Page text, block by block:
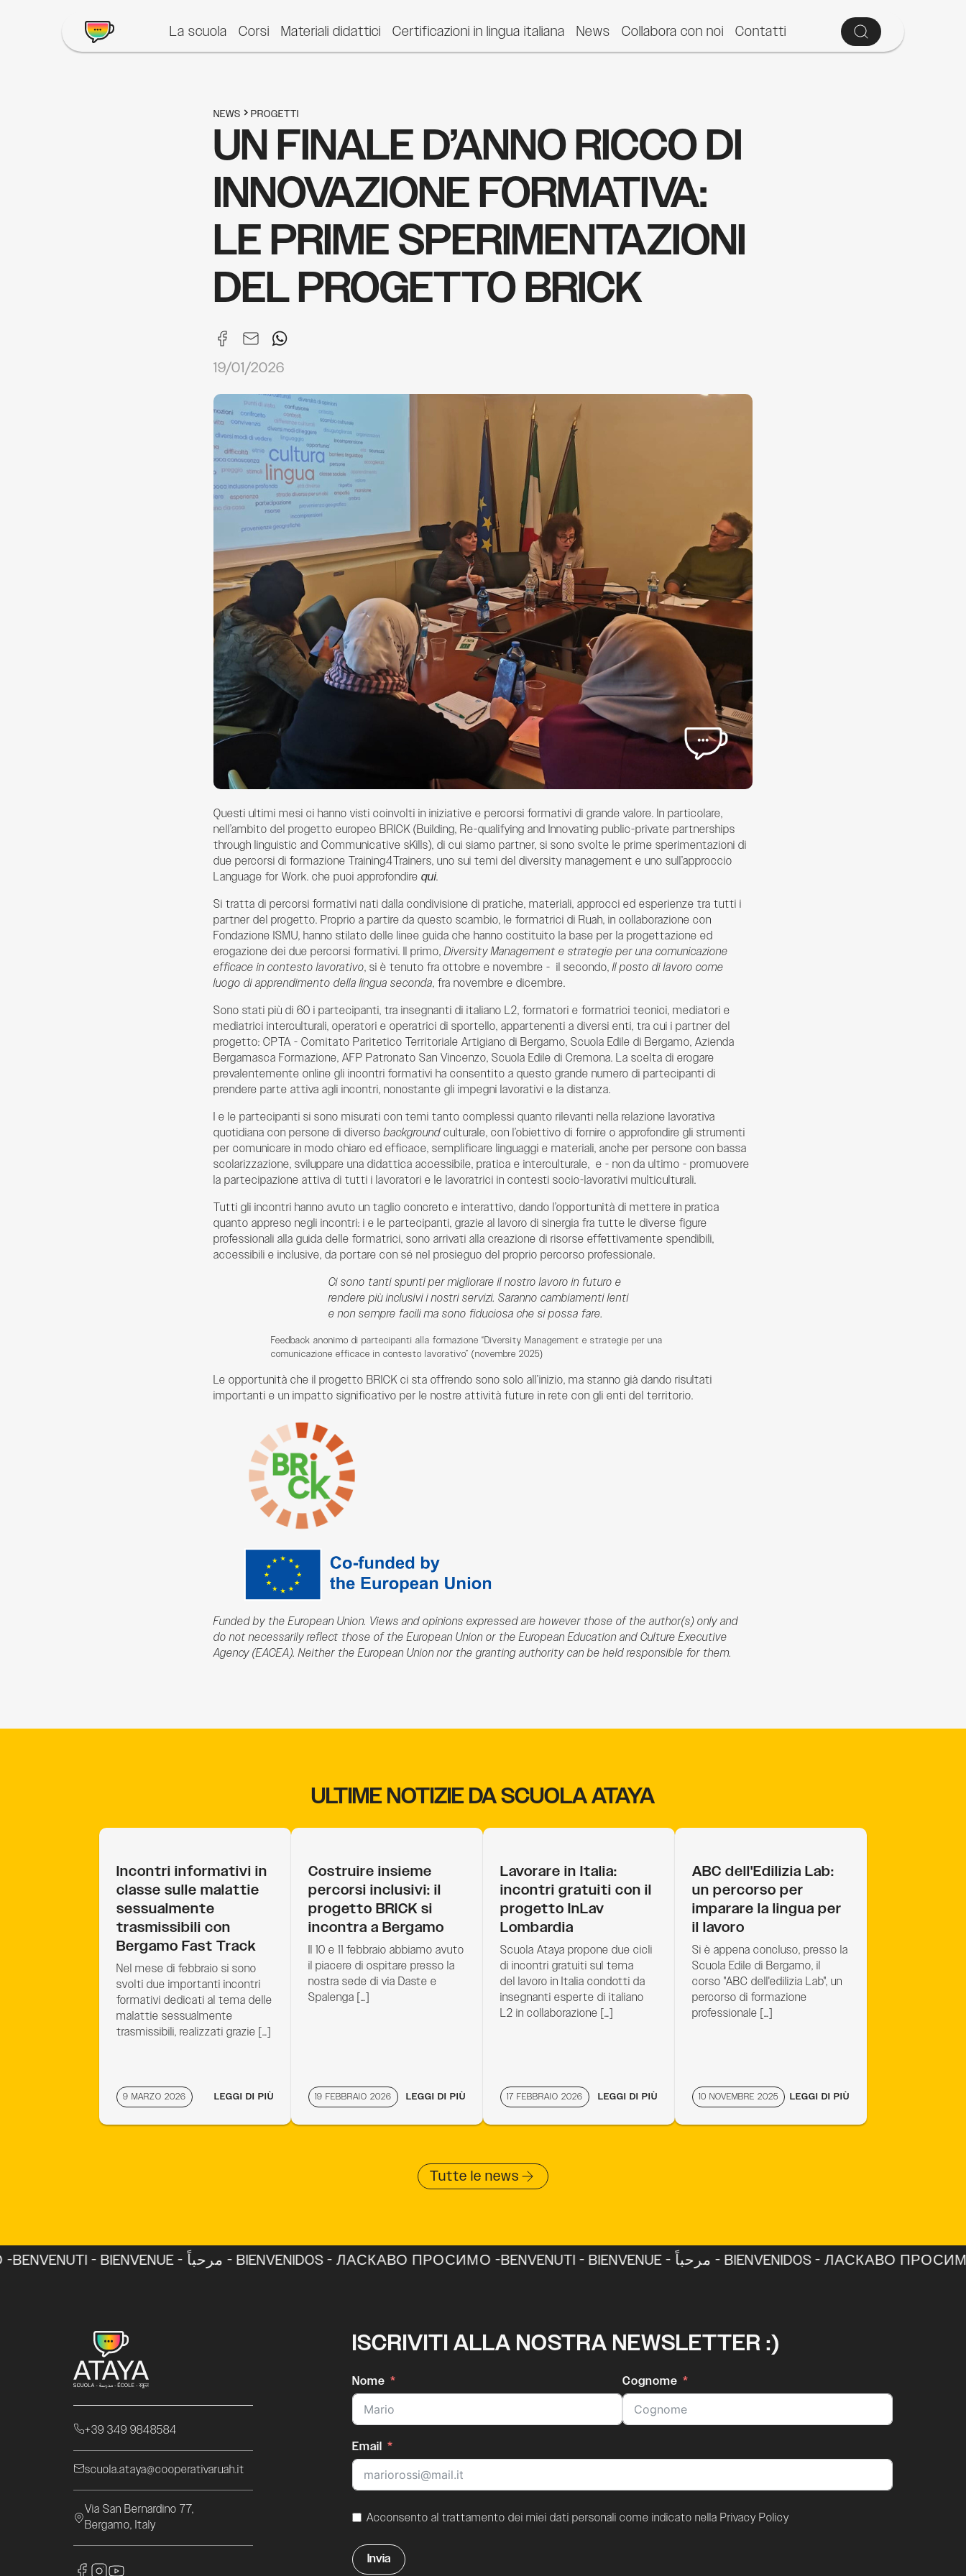
La scuola Corsi Materiali didattici Certificazioni in lingua italiana News Collabora con noi Contatti
NEWS PROGETTI
UN FINALE D’ANNO RICCO DI
INNOVAZIONE FORMATIVA:
LE PRIME SPERIMENTAZIONI
DEL PROGETTO BRICK
19/01/2026
Questi ultimi mesi ci hanno visti coinvolti in iniziative e percorsi formativi di grande valore. In particolare,
nell’ambito del progetto europeo BRICK (Building, Re-qualifying and Innovating public-private partnerships
through linguistic and Communicative sKills), di cui siamo partner, si sono svolte le prime sperimentazioni di
due percorsi di formazione Training4Trainers, uno sui temi del diversity management e uno sull’approccio
Language for Work. che puoi approfondire qui.
Si tratta di percorsi formativi nati dalla condivisione di pratiche, materiali, approcci ed esperienze tra tutti i
partner del progetto. Proprio a partire da questo scambio, le formatrici di Ruah, in collaborazione con
Fondazione ISMU, hanno stilato delle linee guida che hanno costituito la base per la progettazione ed
erogazione dei due percorsi formativi. Il primo,Diversity Management e strategie per una comunicazione
efficace in contesto lavorativo, si è tenuto fra ottobre e novembre - il secondo,Il posto di lavoro come
luogo di apprendimento della lingua seconda, fra novembre e dicembre.
Sono stati più di 60 i partecipanti, tra insegnanti di italiano L2, formatori e formatrici tecnici, mediatori e
mediatrici interculturali, operatori e operatrici di sportello, appartenenti a diversi enti, tra cui i partner del
progetto: CPTA - Comitato Paritetico Territoriale Artigiano di Bergamo, Scuola Edile di Bergamo, Azienda
Bergamasca Formazione, AFP Patronato San Vincenzo, Scuola Edile di Cremona. La scelta di erogare
prevalentemente online gli incontri formativi ha consentito a questo grande numero di partecipanti di
prendere parte attiva agli incontri, nonostante gli impegni lavorativi e la distanza.
I e le partecipanti si sono misurati con temi tanto complessi quanto rilevanti nella relazione lavorativa
quotidiana con persone di diversobackgroundculturale, con l’obiettivo di fornire o approfondire gli strumenti
per comunicare in modo chiaro ed efficace, semplificare linguaggi e materiali, anche per persone con bassa
scolarizzazione, sviluppare una didattica accessibile, pratica e interculturale, e - non da ultimo - promuovere
la partecipazione attiva di tutti i lavoratori e le lavoratrici in contesti socio-lavorativi multiculturali.
Tutti gli incontri hanno avuto un taglio concreto e interattivo, dando l’opportunità di mettere in pratica
quanto appreso negli incontri: i e le partecipanti, grazie al lavoro di sinergia fra tutte le diverse figure
professionali alla guida delle formatrici, sono arrivati alla creazione di risorse effettivamente spendibili,
accessibili e inclusive, da portare con sé nel prosieguo del proprio percorso professionale.
Ci sono tanti spunti per migliorare il nostro lavoro in futuro e
rendere più inclusivi i nostri servizi. Saranno cambiamenti lenti
e non sempre facili ma sono fiduciosa che si possa fare.
Feedback anonimo di partecipanti alla formazione “Diversity Management e strategie per una
comunicazione efficace in contesto lavorativo” (novembre 2025)
Le opportunità che il progetto BRICK ci sta offrendo sono solo all’inizio, ma stanno già dando risultati
importanti e un impatto significativo per le nostre attività future in rete con gli enti del territorio.
Funded by the European Union. Views and opinions expressed are however those of the author(s) only and
do not necessarily reflect those of the European Union or the European Education and Culture Executive
Agency (EACEA). Neither the European Union nor the granting authority can be held responsible for them.
ULTIME NOTIZIE DA SCUOLA ATAYA
Incontri informativi in
classe sulle malattie
sessualmente
trasmissibili con
Bergamo Fast Track
Nel mese di febbraio si sono
svolti due importanti incontri
formativi dedicati al tema delle
malattie sessualmente
trasmissibili, realizzati grazie […]
9 MARZO 2026 LEGGI DI PIÙ
Costruire insieme
percorsi inclusivi: il
progetto BRICK si
incontra a Bergamo
Il 10 e 11 febbraio abbiamo avuto
il piacere di ospitare presso la
nostra sede di via Daste e
Spalenga […]
19 FEBBRAIO 2026 LEGGI DI PIÙ
Lavorare in Italia:
incontri gratuiti con il
progetto InLav
Lombardia
Scuola Ataya propone due cicli
di incontri gratuiti sul tema
del lavoro in Italia condotti da
insegnanti esperte di italiano
L2 in collaborazione […]
17 FEBBRAIO 2026 LEGGI DI PIÙ
ABC dell'Edilizia Lab:
un percorso per
imparare la lingua per
il lavoro
Si è appena concluso, presso la
Scuola Edile di Bergamo, il
corso "ABC dell'edilizia Lab", un
percorso di formazione
professionale […]
10 NOVEMBRE 2025 LEGGI DI PIÙ
Tutte le news
BENVENUTI - BIENVENUE - مرحباً - BIENVENIDOS - ЛАСКАВО ПРОСИМО - BENVENUTI - BIENVENUE - مرحباً - BIENVENIDOS - ЛАСКАВО ПРОСИМО -
+39 349 9848584
scuola.ataya@cooperativaruah.it
Via San Bernardino 77,
Bergamo, Italy
ISCRIVITI ALLA NOSTRA NEWSLETTER :)
Nome Cognome
Email
Acconsento al trattamento dei miei dati personali come indicato nella Privacy Policy
Invia